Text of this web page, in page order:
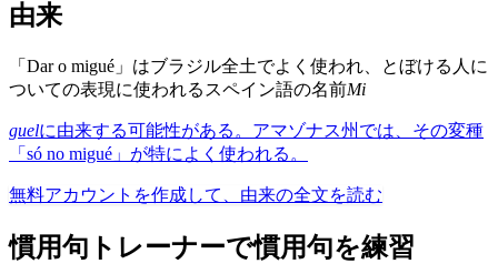
由来
「Dar o migué」はブラジル全土でよく使われ、とぼける人に
ついての表現に使われるスペイン語の名前Mi
guelに由来する可能性がある。アマゾナス州では、その変種
「só no migué」が特によく使われる。
無料アカウントを作成して、由来の全文を読む
慣用句トレーナーで慣用句を練習